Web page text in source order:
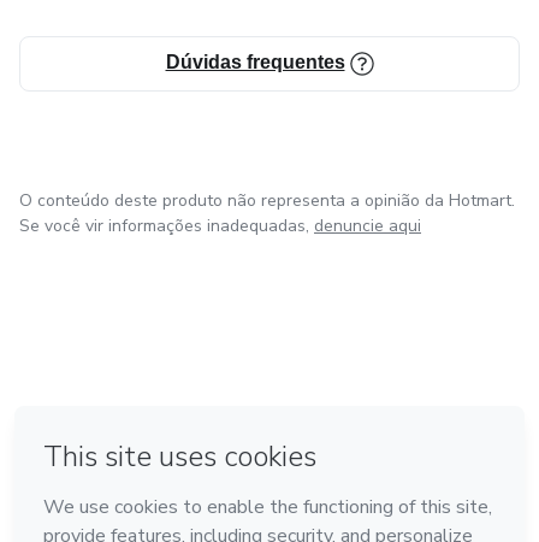
Dúvidas frequentes
O conteúdo deste produto não representa a opinião da Hotmart.
Se você vir informações inadequadas, denuncie aqui
Feito com ❤ em Bogotá